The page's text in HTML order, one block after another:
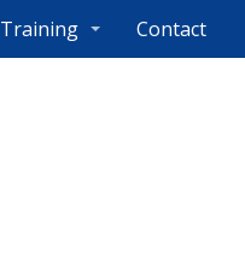
Training Contact